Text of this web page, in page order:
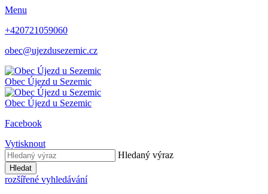
Menu
+420721059060
obec@ujezdusezemic.cz
Obec Újezd u Sezemic
Obec Újezd u Sezemic
Facebook
Vytisknout
Hledaný výraz
Hledat
rozšířené vyhledávání